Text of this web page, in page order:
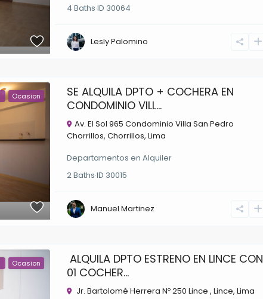
4 Baths·ID 30064
Lesly Palomino
Ocasion
SE ALQUILA DPTO + COCHERA EN
CONDOMINIO VILL...
Av. El Sol 965 Condominio Villa San Pedro
Chorrillos, Chorrillos, Lima
Departamentos en Alquiler
2Baths·ID 30015
Manuel Martinez
Ocasion
ALQUILA DPTO ESTRENO EN LINCE CON
01 COCHER...
Jr. Bartolomé Herrera Nº 250 Lince , Lince, Lima